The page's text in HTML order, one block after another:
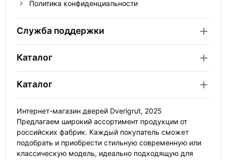
Политика конфиденциальности
Служба поддержки
Каталог
Каталог
Интернет-магазин дверей Dverigrut, 2025
Предлагаем широкий ассортимент продукции от
российских фабрик. Каждый покупатель сможет
подобрать и приобрести стильную современную или
классическую модель, идеально подходящую для